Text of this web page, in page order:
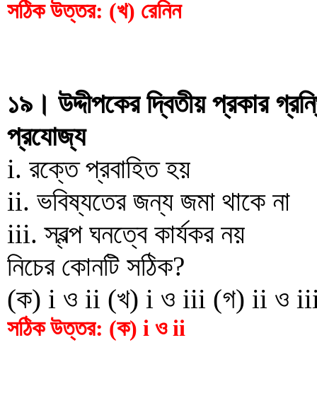
সঠিক উত্তর: (খ) রেনিন
১৯। উদ্দীপকের দ্বিতীয় প্রকার
প্রযোজ্য
i. রক্তে প্রবাহিত হয়
ii. ভবিষ্যতের জন্য জমা থাকে না
iii. স্বল্প ঘনত্বে কার্যকর নয়
নিচের কোনটি সঠিক?
(ক) i ও ii (খ) i ও iii (গ) ii ও
সঠিক উত্তর: (ক) i ও ii